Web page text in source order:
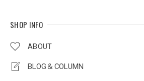
SHOP INFO
ABOUT
BLOG＆COLUMN